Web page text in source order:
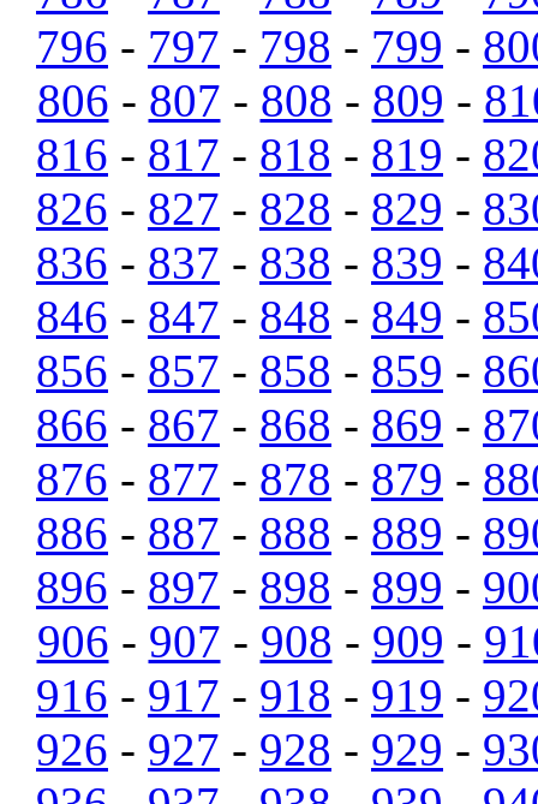
796 - 797 - 798 - 799 -
806 - 807 - 808 - 809 -
816 - 817 - 818 - 819 -
826 - 827 - 828 - 829 -
836 - 837 - 838 - 839 -
846 - 847 - 848 - 849 -
856 - 857 - 858 - 859 -
866 - 867 - 868 - 869 -
876 - 877 - 878 - 879 -
886 - 887 - 888 - 889 -
896 - 897 - 898 - 899 -
906 - 907 - 908 - 909 -
916 - 917 - 918 - 919 -
926 - 927 - 928 - 929 -